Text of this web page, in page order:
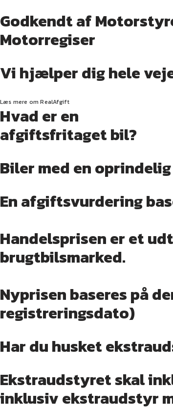
Godkendt af
Motorregiser
Vi hjælper dig hele
Læs mere om RealAfgift
Hvad er en
afgiftsfritaget bil?
Biler med en
En afgiftsvurdering
Handelsprisen er et
brugtbilsmarked.
Nyprisen baseres på
registreringsdato)
Har du husket
Ekstraudstyret skal
inklusiv ekstraudstyr